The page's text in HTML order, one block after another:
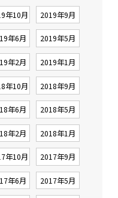
年10月 2019年9月
年6月 2019年5月
年2月 2019年1月
年10月 2018年9月
年6月 2018年5月
年2月 2018年1月
年10月 2017年9月
年6月 2017年5月